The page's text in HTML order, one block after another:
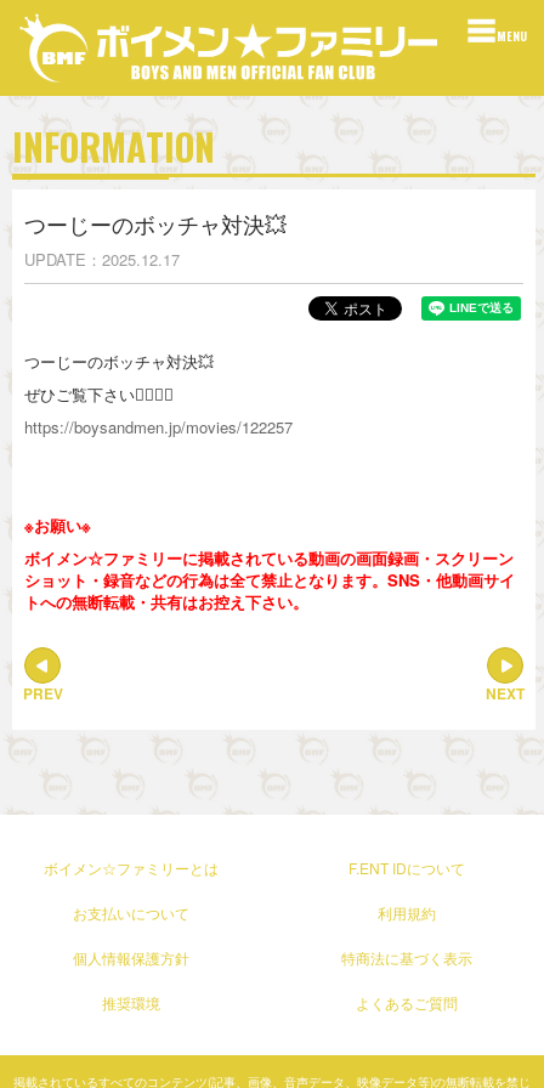
MENU
INFORMATION
つーじーのボッチャ対決💥
UPDATE 2025.12.17
つーじーのボッチャ対決💥
ぜひご覧下さい🧎🏿‍♂️✨
https://boysandmen.jp/movies/122257
※お願い※
ボイメン☆ファミリーに掲載されている動画の画面録画・スクリーン
ショット・録音などの行為は全て禁止となります。SNS・他動画サイ
トへの無断転載・共有はお控え下さい。
NEXT
PREV
ボイメン☆ファミリーとは F.ENT IDについて
お支払いについて 利用規約
個人情報保護方針 特商法に基づく表示
推奨環境 よくあるご質問
掲載されているすべてのコンテンツ(記事、画像、音声データ、映像データ等)の無断転載を禁じ